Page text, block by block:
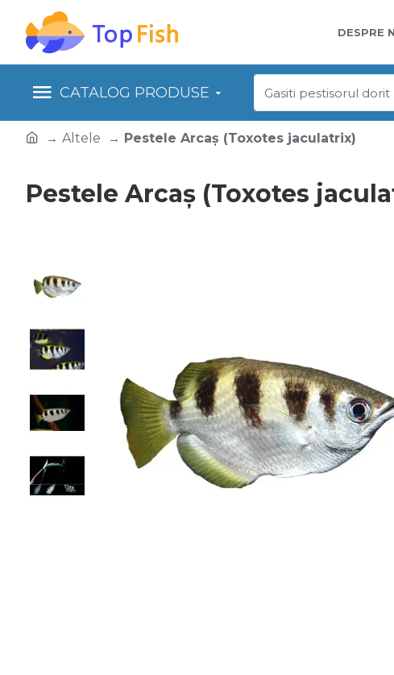
DESPRE
CATALOG PRODUSE
Altele Pestele Arcaș (Toxotes jaculatrix)
Pestele Arcaș (Toxotes